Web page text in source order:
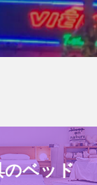
のベッド